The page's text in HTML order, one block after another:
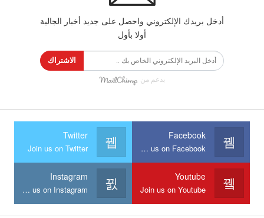
أدخل بريدك الإلكتروني واحصل على جديد أخبار الجالية
أولا بأول
الاشتراك
بدعم من
Facebook
Join us on Facebook
Twitter
Join us on Twitter
Youtube
Join us on Youtube
Instagram
Join us on Instagram